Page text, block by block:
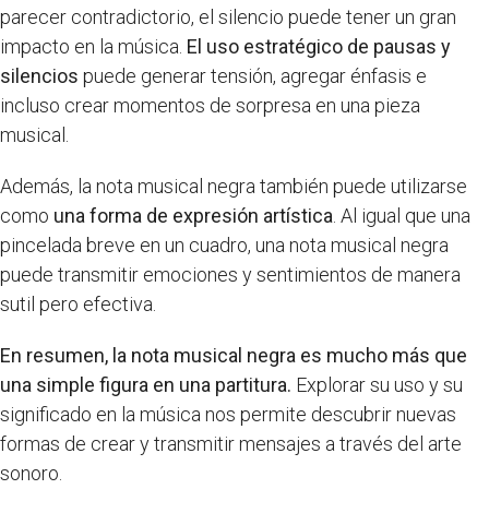
parecer contradictorio, el silencio puede tener un gran
impacto en la música. El uso estratégico de pausas y
silencios puede generar tensión, agregar énfasis e
incluso crear momentos de sorpresa en una pieza
musical.
Además, la nota musical negra también puede utilizarse
como una forma de expresión artística . Al igual que una
pincelada breve en un cuadro, una nota musical negra
puede transmitir emociones y sentimientos de manera
sutil pero efectiva.
En resumen, la nota musical negra es mucho más que
una simple figura en una partitura. Explorar su uso y su
significado en la música nos permite descubrir nuevas
formas de crear y transmitir mensajes a través del arte
sonoro.